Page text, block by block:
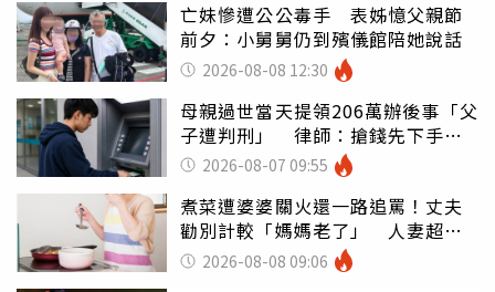
亡妹慘遭公公毒手 表姊憶父親節
前夕：小舅舅仍到殯儀館陪她說話
2026-08-08 12:30
母親過世當天提領206萬辦後事「父
子遭判刑」 律師：搶錢先下手是
罪 2026-08-07 09:55
煮菜遭婆婆關火還一路追罵！丈夫
勸別計較「媽媽老了」 人妻超崩
潰：我像台傭
2026-08-08 09:06